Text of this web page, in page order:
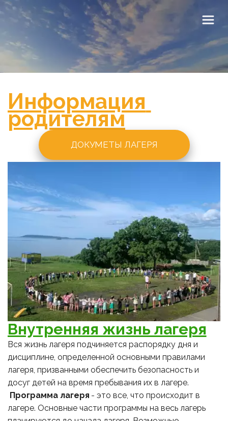
Информация
родителям
ДОКУМЕТЫ ЛАГЕРЯ
Внутренняя жизнь лагеря
Вся жизнь лагеря подчиняется распорядку дня и
дисциплине, определенной основными правилами
лагеря, призванными обеспечить безопасность и
досуг детей на время пребывания их в лагере.
Программа лагеря - это все, что происходит в
лагере. Основные части программы на весь лагерь